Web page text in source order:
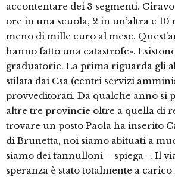
accontentare dei 3 segmenti.
ore in una scuola, 2 in un’altra e 10
meno di mille euro al mese.
hanno fatto una catastrofe».
graduatorie. La prima riguarda gli
stilata dai Csa (centri servizi
provveditorati. Da qualche anno si
altre tre provincie oltre a quella di
trovare un posto Paola ha inserito
di Brunetta, noi siamo abituati a
siamo dei fannulloni – spiega -. Il
speranza è stato totalmente a carico